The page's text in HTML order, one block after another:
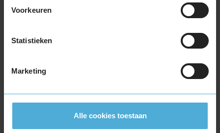
Voorkeuren
Statistieken
Marketing
Alle cookies toestaan
215/55R17 94V
215/55R17 94V
215/55R17 98H EXTRALOAD